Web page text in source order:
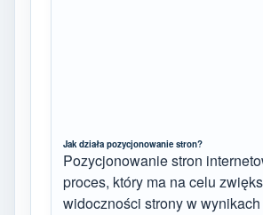
Jak działa pozycjonowanie stron?
Pozycjonowanie stron
proces, który ma na celu
widoczności strony w wynikach